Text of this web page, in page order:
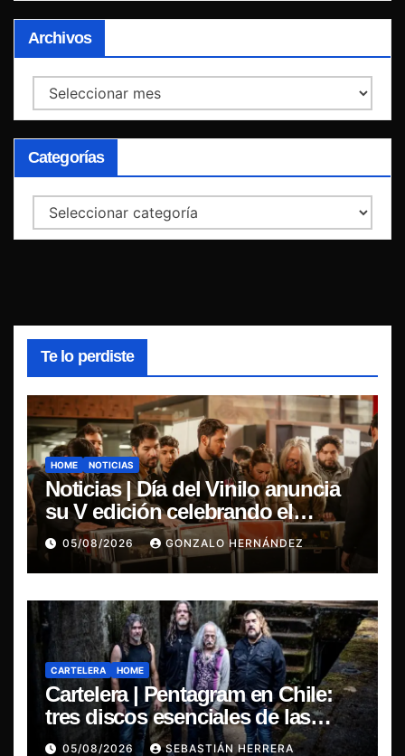
Archivos
Archivos
Categorías
Categorías
Te lo perdiste
HOME NOTICIAS
Noticias | Día del Vinilo anuncia
su V edición celebrando el
regreso del 7″ fabricado en Chile
05/08/2026 GONZALO HERNÁNDEZ
CARTELERA HOME
Cartelera | Pentagram en Chile:
tres discos esenciales de las
leyendas del doom
05/08/2026 SEBASTIÁN HERRERA